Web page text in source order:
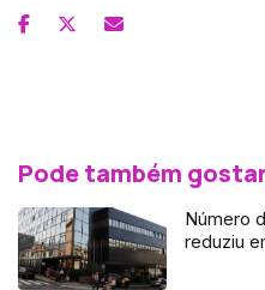
Pode também
Número
reduziu